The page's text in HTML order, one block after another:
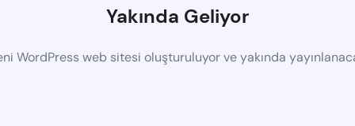
Yakında Geliyor
WordPress web sitesi oluşturuluyor ve yakında